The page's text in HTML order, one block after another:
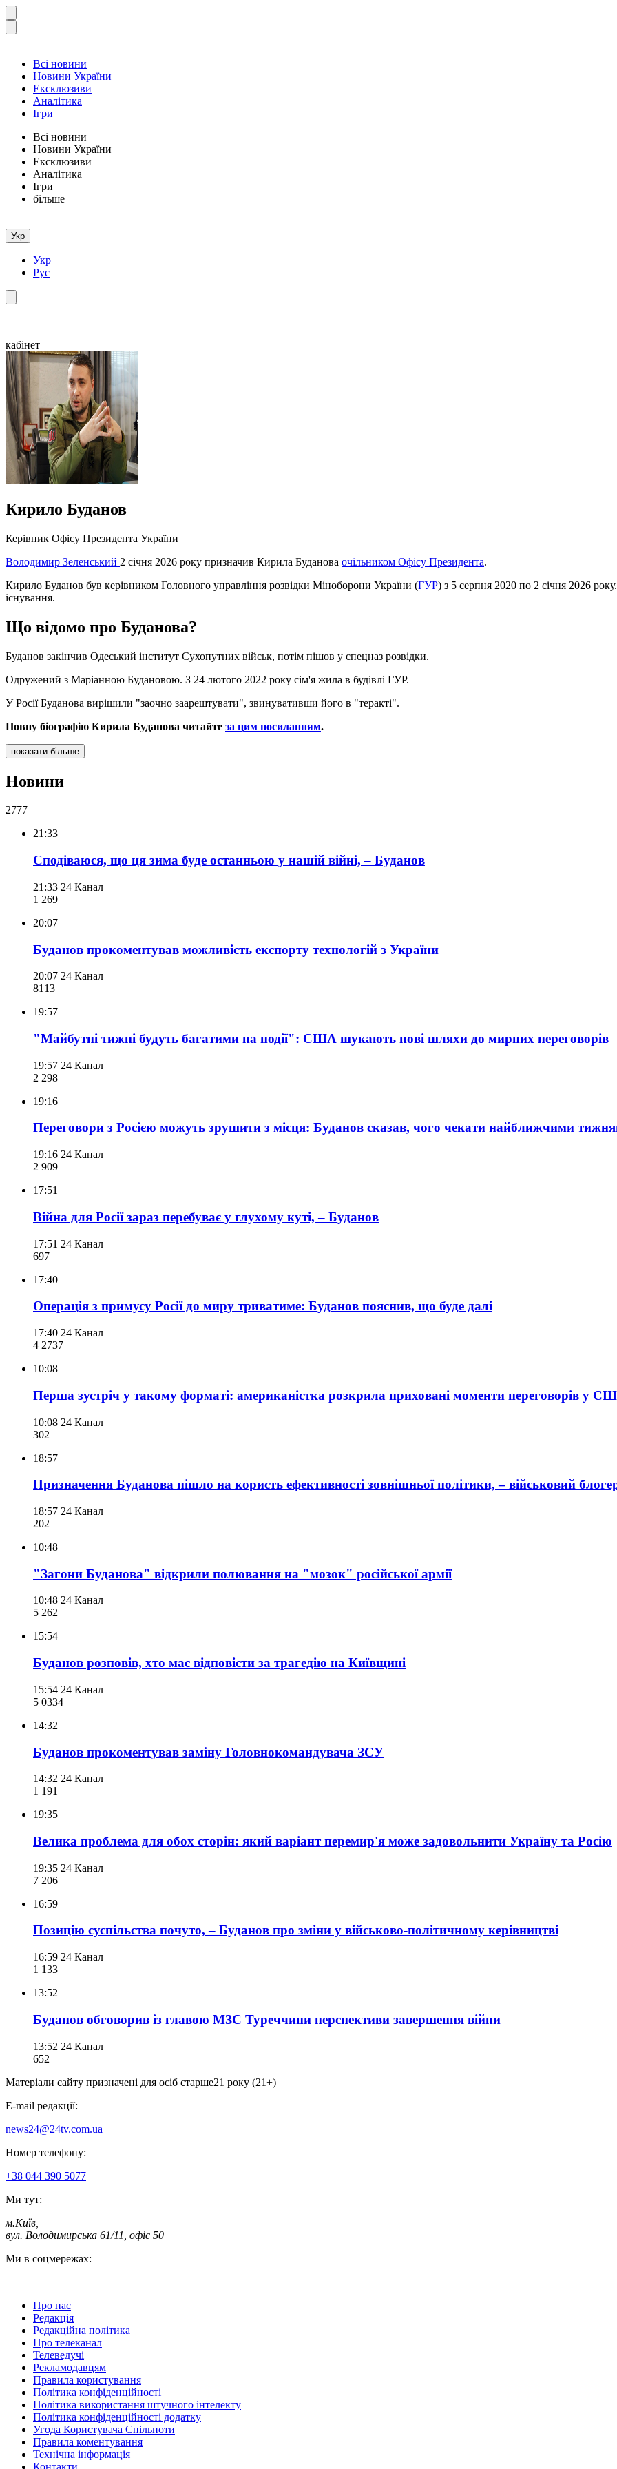
Всі новини
Новини України
Ексклюзиви
Аналітика
Ігри
Всі новини
Новини України
Ексклюзиви
Аналітика
Ігри
більше
Укр
Укр
Рус
кабінет
Кирило Буданов
Керівник Офісу Президента України
Володимир Зеленський 2 січня 2026 року призначив Кирила Буданова очільником Офісу Президента.
Кирило Буданов був керівником Головного управління розвідки Міноборони України (ГУР) з 5 серпня 2020 по 2 січня 2026
існування.
Що відомо про Буданова?
Буданов закінчив Одеський інститут Сухопутних військ, потім пішов у спецназ розвідки.
Одружений з Маріанною Будановою. З 24 лютого 2022 року сім'я жила в будівлі ГУР.
У Росії Буданова вирішили "заочно заарештувати", звинувативши його в "теракті".
Повну біографію Кирила Буданова читайте за цим посиланням.
показати більше
Новини
2777
21:33
Сподіваюся, що ця зима буде останньою у нашій війні, – Буданов
21:33 24 Канал
1 269
20:07
Буданов прокоментував можливість експорту технологій з України
20:07 24 Канал
8113
19:57
"Майбутні тижні будуть багатими на події": США шукають нові шляхи до мирних переговорів
19:57 24 Канал
2 298
19:16
Переговори з Росією можуть зрушити з місця: Буданов сказав, чого чекати найближчими
19:16 24 Канал
2 909
17:51
Війна для Росії зараз перебуває у глухому куті, – Буданов
17:51 24 Канал
697
17:40
Операція з примусу Росії до миру триватиме: Буданов пояснив, що буде далі
17:40 24 Канал
4 2737
10:08
Перша зустріч у такому форматі: американістка розкрила приховані моменти переговорів у
10:08 24 Канал
302
18:57
Призначення Буданова пішло на користь ефективності зовнішньої політики, – військовий
18:57 24 Канал
202
10:48
"Загони Буданова" відкрили полювання на "мозок" російської армії
10:48 24 Канал
5 262
15:54
Буданов розповів, хто має відповісти за трагедію на Київщині
15:54 24 Канал
5 0334
14:32
Буданов прокоментував заміну Головнокомандувача ЗСУ
14:32 24 Канал
1 191
19:35
Велика проблема для обох сторін: який варіант перемир'я може задовольнити Україну та Росію
19:35 24 Канал
7 206
16:59
Позицію суспільства почуто, – Буданов про зміни у військово-політичному керівництві
16:59 24 Канал
1 133
13:52
Буданов обговорив із главою МЗС Туреччини перспективи завершення війни
13:52 24 Канал
652
Матеріали сайту призначені для осіб старше21 року (21+)
E-mail редакції:
news24@24tv.com.ua
Номер телефону:
+38 044 390 5077
Ми тут:
м.Київ
вул. Володимирська 61/11, офіс 50
Ми в соцмережах:
Про нас
Редакція
Редакційна політика
Про телеканал
Телеведучі
Рекламодавцям
Правила користування
Політика конфіденційності
Політика використання штучного інтелекту
Політика конфіденційності додатку
Угода Користувача Спільноти
Правила коментування
Технічна інформація
Контакти